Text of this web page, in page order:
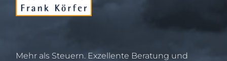
Mehr als Steuern. Exzellente Beratung und